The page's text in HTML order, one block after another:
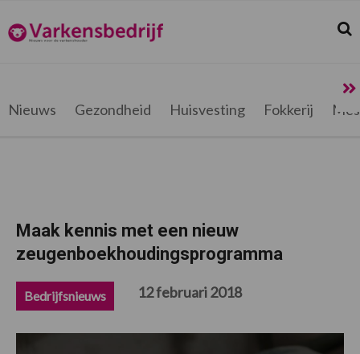
de
hoofdnavigatie
de
hoofd
de
eerste
de
voettekst
Varkensbedrijf.be
Nieuws Gezondheid Huisvesting Fokkerij
Maak kennis met een nieuw
zeugenboekhoudingsprogramma
Bedrijfsnieuws 12 februari 2018